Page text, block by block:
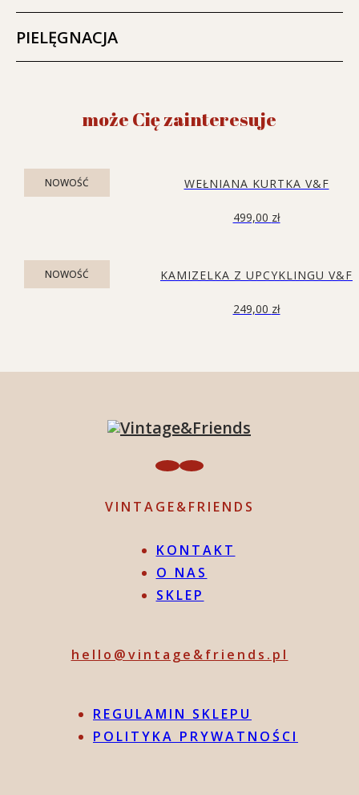
PIELĘGNACJA
może Cię zainteresuje
NOWOŚĆ WEŁNIANA KURTKA V&F
499,00 zł
NOWOŚĆ KAMIZELKA Z UPCYKLINGU V&F
249,00 zł
VINTAGE&FRIENDS
KONTAKT
O NAS
SKLEP
hello@vintage&friends.pl
REGULAMIN SKLEPU
POLITYKA PRYWATNOŚCI